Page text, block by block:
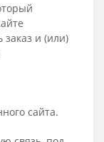
и (или)
сайта.